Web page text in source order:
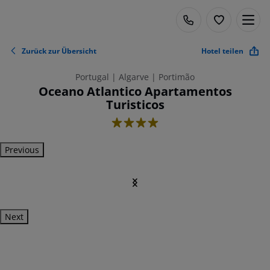
Zurück zur Übersicht Hotel teilen
Portugal | Algarve | Portimão
Oceano Atlantico Apartamentos
Turisticos
4
Previous
Next